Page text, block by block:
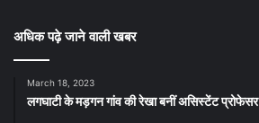
अधिक पढ़े जाने वाली खबर
March 18, 2023
लगघाटी के मड़गन गांव की रेखा बनीं असिस्टेंट प्रोफेसर